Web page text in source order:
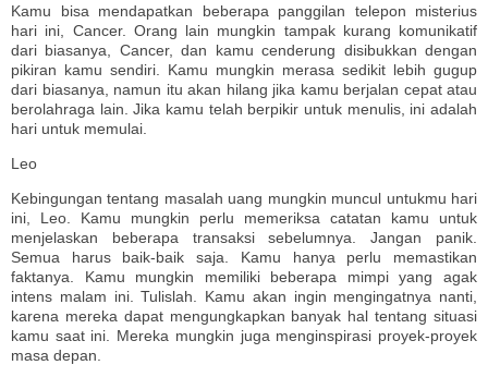
Kamu bisa mendapatkan beberapa panggilan telepon misterius
hari ini, Cancer. Orang lain mungkin tampak kurang komunikatif
dari biasanya, Cancer, dan kamu cenderung disibukkan dengan
pikiran kamu sendiri. Kamu mungkin merasa sedikit lebih gugup
dari biasanya, namun itu akan hilang jika kamu berjalan cepat atau
berolahraga lain. Jika kamu telah berpikir untuk menulis, ini adalah
hari untuk memulai.
Leo
Kebingungan tentang masalah uang mungkin muncul untukmu hari
ini, Leo. Kamu mungkin perlu memeriksa catatan kamu untuk
menjelaskan beberapa transaksi sebelumnya. Jangan panik.
Semua harus baik-baik saja. Kamu hanya perlu memastikan
faktanya. Kamu mungkin memiliki beberapa mimpi yang agak
intens malam ini. Tulislah. Kamu akan ingin mengingatnya nanti,
karena mereka dapat mengungkapkan banyak hal tentang situasi
kamu saat ini. Mereka mungkin juga menginspirasi proyek-proyek
masa depan.